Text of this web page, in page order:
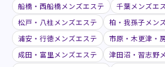
船橋・西船橋メンズエステ
千葉メンズエ
松戸・八柱メンズエステ
柏・我孫子メン
浦安・行徳メンズエステ
市原・木更津・
成田・富里メンズエステ
津田沼・習志野